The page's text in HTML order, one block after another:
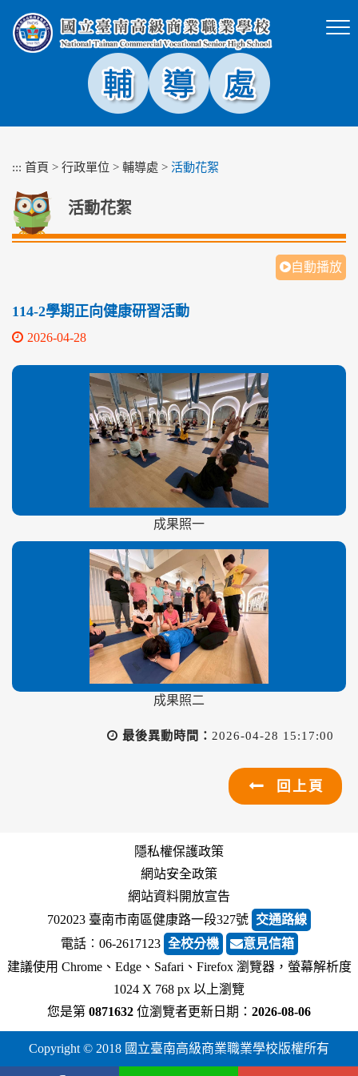
塊
::: 首頁 > 行政單位 > 輔導處 > 活動花絮
活動花絮
自動播放
114-2學期正向健康研習活動
2026-04-28
成果照一
成果照二
最後異動時間： 2026-04-28 15:17:00
回上頁
隱私權保護政策
網站安全政策
網站資料開放宣告
702023 臺南市南區健康路一段327號 交通路線
電話︰06-2617123 全校分機
意見信箱
建議使用 Chrome、Edge、Safari、Firefox 瀏覽器，螢幕解析度
1024 X 768 px 以上瀏覽
您是第 0871632 位瀏覽者更新日期： 2026-08-06
Copyright © 2018 國立臺南高級商業職業學校版權所有